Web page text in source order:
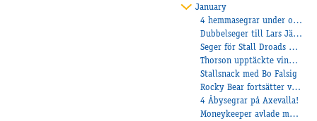
January
4 hemmasegrar under onsdagen!
Dubbelseger till Lars Järpedal på Färjestad
Seger för Stall Droads AB-Nimbus C.D.!
Thorson upptäckte vinnarcirklen med Vasco
Stallsnack med Bo Falsig
Rocky Bear fortsätter vinna för Håkan!
4 Åbysegrar på Axevalla!
Moneykeeper avlade maiden!